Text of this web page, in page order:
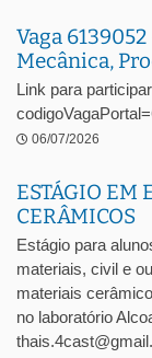
Vaga
Mecânica,
Link para
06/07/2026
ESTÁGIO EM
CERÂMICOS
Estágio para
materiais, civil e
materiais
no laboratório